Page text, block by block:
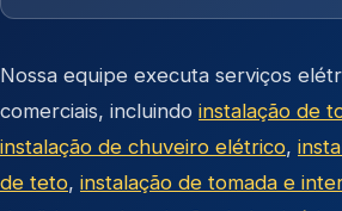
Nossa equipe executa serviços
comerciais, incluindo instalação de
instalação de chuveiro elétrico,
de teto, instalação de tomada e